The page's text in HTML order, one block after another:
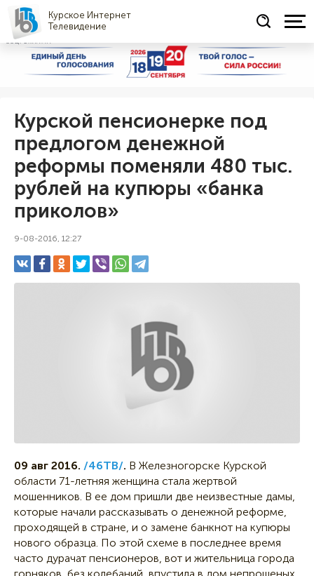
Курское Интернет
Телевидение
СОЦРЕКЛАМА
Курской пенсионерке под
предлогом денежной
реформы поменяли 480 тыс.
рублей на купюры «банка
приколов»
9-08-2016, 12:27
09 авг 2016. /46ТВ/. В Железногорске Курской
области 71-летняя женщина стала жертвой
мошенников. В ее дом пришли две неизвестные дамы,
которые начали рассказывать о денежной реформе,
проходящей в стране, и о замене банкнот на купюры
нового образца. По этой схеме в последнее время
часто дурачат пенсионеров, вот и жительница города